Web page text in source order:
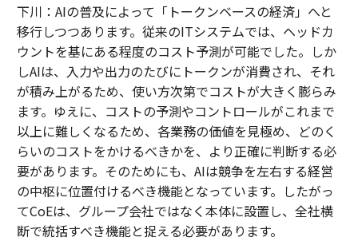
下川：AIの普及によって「トークンベースの経済」へと
移行しつつあります。従来のITシステムでは、ヘッドカ
ウントを基にある程度のコスト予測が可能でした。しか
しAIは、入力や出力のたびにトークンが消費され、それ
が積み上がるため、使い方次第でコストが大きく膨らみ
ます。ゆえに、コストの予測やコントロールがこれまで
以上に難しくなるため、各業務の価値を見極め、どのく
らいのコストをかけるべきかを、より正確に判断する必
要があります。そのためにも、AIは競争を左右する経営
の中枢に位置付けるべき機能となっています。したがっ
てCoEは、グループ会社ではなく本体に設置し、全社横
断で統括すべき機能と捉える必要があります。